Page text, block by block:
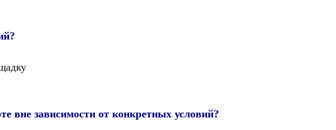
вне зависимости от конкретных условий?